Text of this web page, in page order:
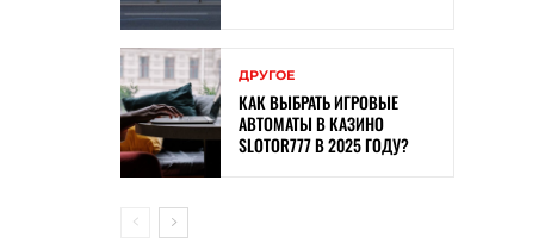
ДРУГОЕ
КАК ВЫБРАТЬ ИГРОВЫЕ
АВТОМАТЫ В КАЗИНО
SLOTOR777 В 2025 ГОДУ?